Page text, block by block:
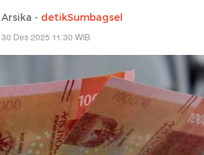
- detikSumbagsel
Des 2025 11:30 WIB